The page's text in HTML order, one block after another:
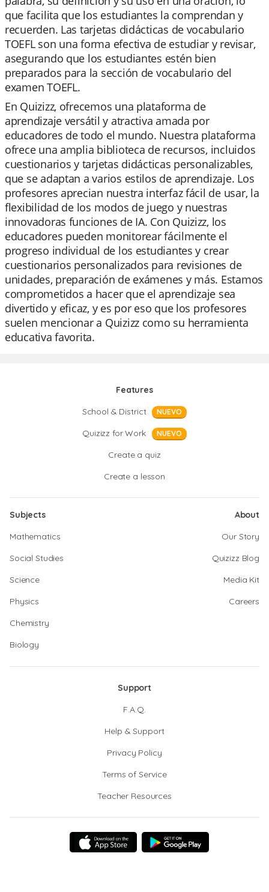
que facilita que los estudiantes la comprendan y
recuerden. Las tarjetas didácticas de vocabulario
TOEFL son una forma efectiva de estudiar y revisar,
asegurando que los estudiantes estén bien
preparados para la sección de vocabulario del
examen TOEFL.
En Quizizz, ofrecemos una plataforma de
aprendizaje versátil y atractiva amada por
educadores de todo el mundo. Nuestra plataforma
ofrece una amplia biblioteca de recursos, incluidos
cuestionarios y tarjetas didácticas personalizables,
que se adaptan a varios estilos de aprendizaje. Los
profesores aprecian nuestra interfaz fácil de usar, la
flexibilidad de los modos de juego y nuestras
innovadoras funciones de IA. Con Quizizz, los
educadores pueden monitorear fácilmente el
progreso individual de los estudiantes y crear
cuestionarios personalizados para revisiones de
unidades, preparación de exámenes y más. Estamos
comprometidos a hacer que el aprendizaje sea
divertido y eficaz, y es por eso que los profesores
suelen mencionar a Quizizz como su herramienta
educativa favorita.
Features
School & District
NUEVO
Quizizz for Work NUEVO
Create a quiz
Create a lesson
Subjects
Mathematics
Social Studies
Science
Physics
Chemistry
Biology
About
Our Story
Quizizz Blog
Media Kit
Careers
Support
F.A.Q.
Help & Support
Privacy Policy
Terms of Service
Teacher Resources